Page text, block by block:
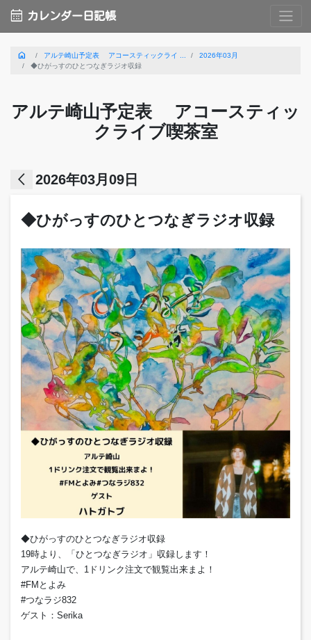
calendar_month カレンダー日記帳
home アルテ崎山予定表 アコースティックライ ...
2026年03月
◆ひがっすのひとつなぎラジオ収録
アルテ崎山予定表 アコースティッ
クライブ喫茶室
arrow_back_ios 2026年03月09日
◆ひがっすのひとつなぎラジオ収録
◆ひがっすのひとつなぎラジオ収録
19時より、「ひとつなぎラジオ」収録します！
アルテ崎山で、1ドリンク注文で観覧出来まよ！
#FMとよみ
#つなラジ832
ゲスト：Serika